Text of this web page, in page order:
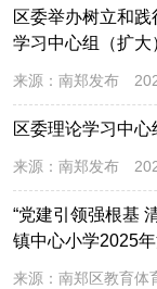
区委举办树立和
学习中心组（扩大
来源： 南郑发布
区委理论学习中
来源： 南郑发布
“党建引领强根基
镇中心小学2025
来源： 南郑区教育体